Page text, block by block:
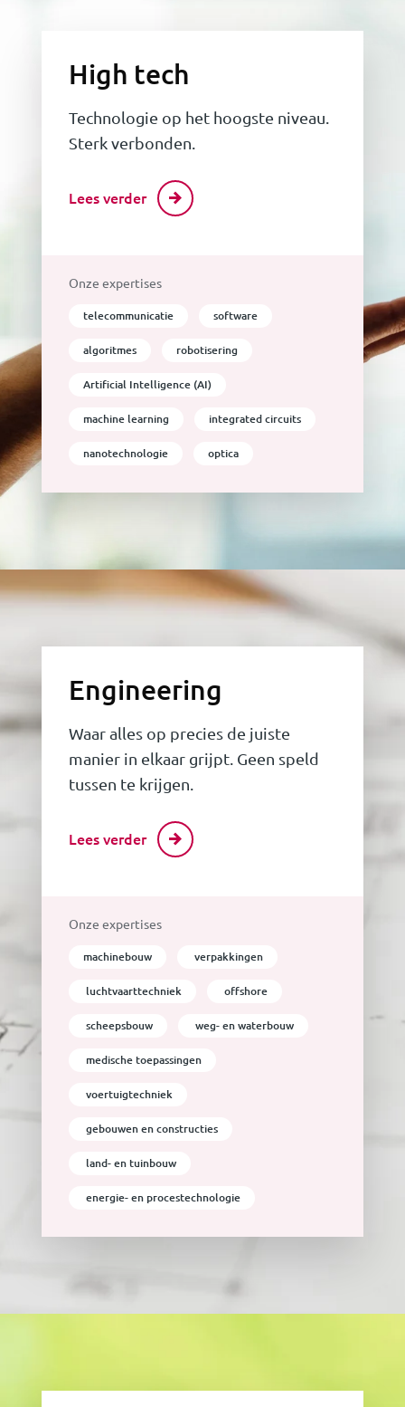
High tech
Technologie op het hoogste niveau.
Sterk verbonden.
Lees verder
Onze expertises
telecommunicatie software
algoritmes robotisering
Artificial Intelligence (AI)
machine learning integrated circuits
nanotechnologie optica
Engineering
Waar alles op precies de juiste
manier in elkaar grijpt. Geen speld
tussen te krijgen.
Lees verder
Onze expertises
machinebouw verpakkingen
luchtvaarttechniek offshore
scheepsbouw weg- en waterbouw
medische toepassingen
voertuigtechniek
gebouwen en constructies
land- en tuinbouw
energie- en procestechnologie